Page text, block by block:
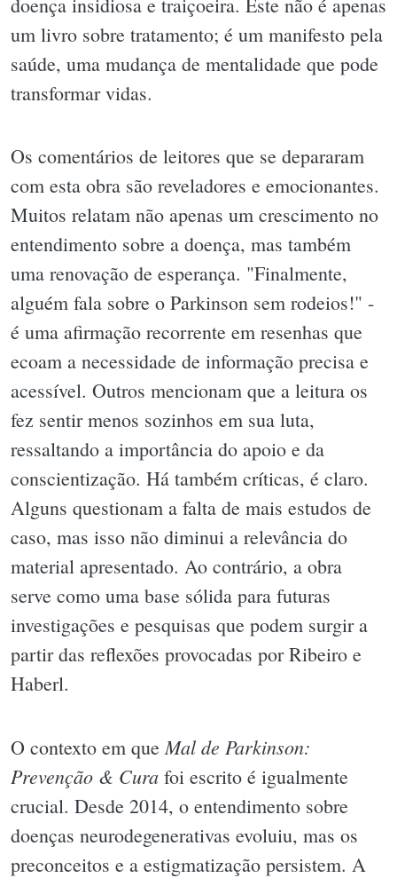
um livro sobre tratamento; é um manifesto pela
saúde, uma mudança de mentalidade que pode
transformar vidas.
Os comentários de leitores que se depararam
com esta obra são reveladores e emocionantes.
Muitos relatam não apenas um crescimento no
entendimento sobre a doença, mas também
uma renovação de esperança. "Finalmente,
alguém fala sobre o Parkinson sem rodeios!" -
é uma afirmação recorrente em resenhas que
ecoam a necessidade de informação precisa e
acessível. Outros mencionam que a leitura os
fez sentir menos sozinhos em sua luta,
ressaltando a importância do apoio e da
conscientização. Há também críticas, é claro.
Alguns questionam a falta de mais estudos de
caso, mas isso não diminui a relevância do
material apresentado. Ao contrário, a obra
serve como uma base sólida para futuras
investigações e pesquisas que podem surgir a
partir das reflexões provocadas por Ribeiro e
Haberl.
O contexto em que Mal de Parkinson:
Prevenção & Cura foi escrito é igualmente
crucial. Desde 2014, o entendimento sobre
doenças neurodegenerativas evoluiu, mas os
preconceitos e a estigmatização persistem. A